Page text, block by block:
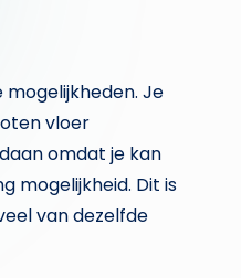
mogelijkheden. Je
vloer
omdat je kan
mogelijkheid. Dit is
van dezelfde